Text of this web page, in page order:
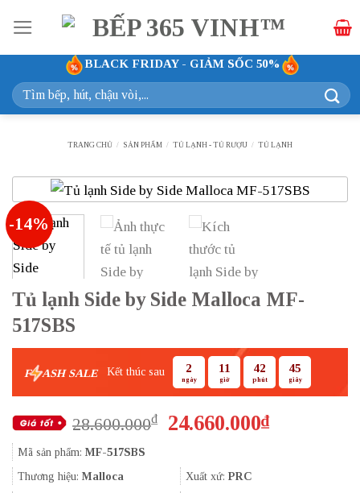
qua
nội
dung
BLACK FRIDAY - GIẢM SỐC 50%
Tìm
kiếm:
TRANG CHỦ / SẢN PHẨM / TỦ LẠNH - TỦ RƯỢU / TỦ LẠNH
-14%
Tủ lạnh Side by Side Malloca MF-
517SBS
F ASH SALE Kết thúc sau 2
ngày
11
giờ
42
phút
44
giây
28.600.000₫
Giá
28.600.000₫.
24.660.000₫Giá
Mã sản phẩm: MF-517SBS
Thương hiệu: Malloca Xuất xứ: PRC